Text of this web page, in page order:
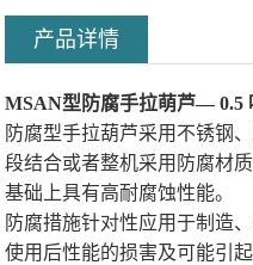
产品详情
MSAN型防腐手拉萌芦— 0.5
防腐型手拉葫芦采用不锈钢
段结合或者整机采用防腐材
基础上具有高耐腐蚀性能。
防腐措施针对性应用于制造
使用后性能的损害及可能引